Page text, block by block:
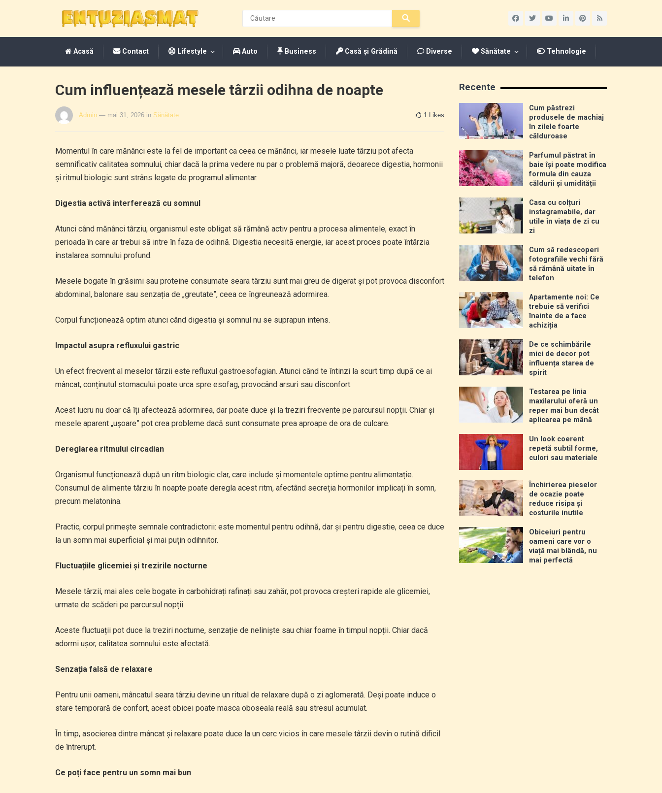
Acasă Contact Lifestyle Auto Business Casă și Grădină Diverse Sănătate Tehnologie
Cum influențează mesele târzii odihna de noapte
Admin — mai 31, 2026 in Sănătate 1 Likes
Momentul în care mănânci este la fel de important ca ceea ce mănânci, iar mesele luate târziu pot afecta
semnificativ calitatea somnului, chiar dacă la prima vedere nu par o problemă majoră, deoarece digestia, hormonii
și ritmul biologic sunt strâns legate de programul alimentar.
Digestia activă interferează cu somnul
Atunci când mănânci târziu, organismul este obligat să rămână activ pentru a procesa alimentele, exact în
perioada în care ar trebui să intre în faza de odihnă. Digestia necesită energie, iar acest proces poate întârzia
instalarea somnului profund.
Mesele bogate în grăsimi sau proteine consumate seara târziu sunt mai greu de digerat și pot provoca disconfort
abdominal, balonare sau senzația de „greutate”, ceea ce îngreunează adormirea.
Corpul funcționează optim atunci când digestia și somnul nu se suprapun intens.
Impactul asupra refluxului gastric
Un efect frecvent al meselor târzii este refluxul gastroesofagian. Atunci când te întinzi la scurt timp după ce ai
mâncat, conținutul stomacului poate urca spre esofag, provocând arsuri sau disconfort.
Acest lucru nu doar că îți afectează adormirea, dar poate duce și la treziri frecvente pe parcursul nopții. Chiar și
mesele aparent „ușoare” pot crea probleme dacă sunt consumate prea aproape de ora de culcare.
Dereglarea ritmului circadian
Organismul funcționează după un ritm biologic clar, care include și momentele optime pentru alimentație.
Consumul de alimente târziu în noapte poate deregla acest ritm, afectând secreția hormonilor implicați în somn,
precum melatonina.
Practic, corpul primește semnale contradictorii: este momentul pentru odihnă, dar și pentru digestie, ceea ce duce
la un somn mai superficial și mai puțin odihnitor.
Fluctuațiile glicemiei și trezirile nocturne
Mesele târzii, mai ales cele bogate în carbohidrați rafinați sau zahăr, pot provoca creșteri rapide ale glicemiei,
urmate de scăderi pe parcursul nopții.
Aceste fluctuații pot duce la treziri nocturne, senzație de neliniște sau chiar foame în timpul nopții. Chiar dacă
adormi ușor, calitatea somnului este afectată.
Senzația falsă de relaxare
Pentru unii oameni, mâncatul seara târziu devine un ritual de relaxare după o zi aglomerată. Deși poate induce o
stare temporară de confort, acest obicei poate masca oboseala reală sau stresul acumulat.
În timp, asocierea dintre mâncat și relaxare poate duce la un cerc vicios în care mesele târzii devin o rutină dificil
de întrerupt.
Ce poți face pentru un somn mai bun
Recente
Cum păstrezi
produsele de machiaj
în zilele foarte
călduroase
Parfumul păstrat în
baie își poate modifica
formula din cauza
căldurii și umidității
Casa cu colțuri
instagramabile, dar
utile în viața de zi cu
zi
Cum să redescoperi
fotografiile vechi fără
să rămână uitate în
telefon
Apartamente noi: Ce
trebuie să verifici
înainte de a face
achiziția
De ce schimbările
mici de decor pot
influența starea de
spirit
Testarea pe linia
maxilarului oferă un
reper mai bun decât
aplicarea pe mână
Un look coerent
repetă subtil forme,
culori sau materiale
Închirierea pieselor
de ocazie poate
reduce risipa și
costurile inutile
Obiceiuri pentru
oameni care vor o
viață mai blândă, nu
mai perfectă